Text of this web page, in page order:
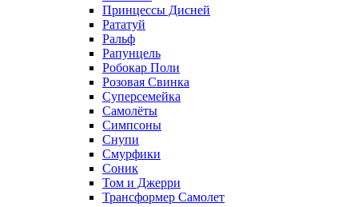
Принцессы Дисней
Рататуй
Ральф
Рапунцель
Робокар Поли
Розовая Свинка
Суперсемейка
Самолёты
Симпсоны
Снупи
Смурфики
Соник
Том и Джерри
Трансформер Самолет